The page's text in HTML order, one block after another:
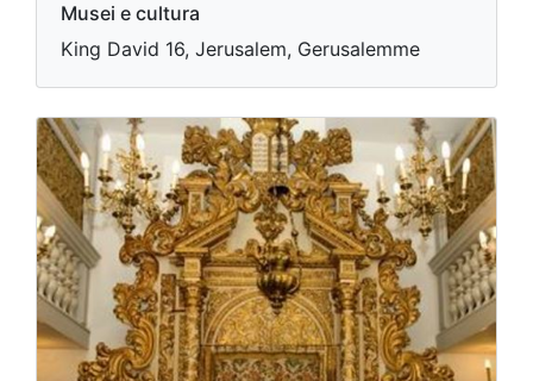
Musei e cultura
King David 16, Jerusalem, Gerusalemme